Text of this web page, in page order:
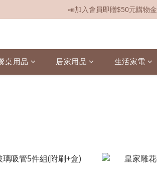
📣全館現貨
📣加入會員即贈$50元購物金
桌用品 居家用品 生活家電